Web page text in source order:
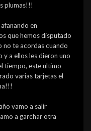
plumas!!!
en
que hemos disputado
no te acordas cuando
y a ellos les dieron uno
tiempo, este ultimo
varias tarjetas el
vamo a salir
a garchar otra